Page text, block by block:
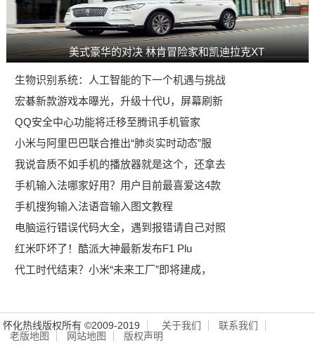
美式豪华的对决 林肯冒险家和凯迪拉克XT
生物识别系统：人工智能的下一个机遇与挑战
宏碁新款游戏本曝光，升级十代U，屏幕刷新
QQ安全中心功能将迁移至腾讯手机管家
小米与阿里巴巴联合推出“肺炎实时动态”服
我说音质不如手机的播放器就是这个，还拿去
手机输入法哪家好用？用户目前最喜爱这4款
手机搜狗输入法语音输入图文教程
电脑运行错误代码大全，遇到报错请自己对照
红米吓坏了！酷派大神最新发布F1 Plu
代工时代结束？小米“未来工厂”即将建成，
怀化热线版权所有 ©2009-2019 关于我们
联系我们
老版地图
网站地图 版权声明